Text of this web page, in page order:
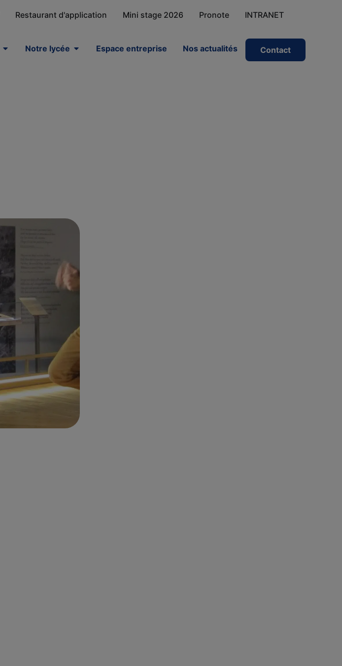
Restaurant d'application Mini stage 2026 Pronote INTRANET
Notre lycée Espace entreprise Nos actualités Contact